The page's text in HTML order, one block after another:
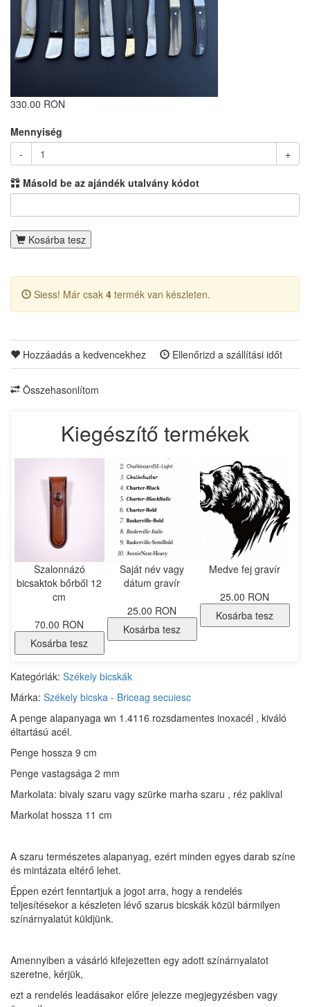
330.00 RON
Mennyiség
-
+
Másold be az ajándék utalvány kódot
Kosárba tesz
Siess! Már csak 4 termék van készleten.
Hozzáadás a kedvencekhez Ellenőrizd a szállítási időt
Összehasonlítom
Kiegészítő termékek
Szalonnázó
bicsaktok bőrből 12
cm
70.00 RON
Kosárba tesz
Saját név vagy
dátum gravír
25.00 RON
Kosárba tesz
Medve fej gravír
25.00 RON
Kosárba tesz
Kategóriák: Székely bicskák
Márka: Székely bicska - Briceag secuiesc
A penge alapanyaga wn 1.4116 rozsdamentes inoxacél , kiváló
éltartású acél.
Penge hossza 9 cm
Penge vastagsága 2 mm
Markolata: bivaly szaru vagy szürke marha szaru , réz paklival
Markolat hossza 11 cm
A szaru természetes alapanyag, ezért minden egyes darab színe
és mintázata eltérő lehet.
Éppen ezért fenntartjuk a jogot arra, hogy a rendelés
teljesítésekor a készleten lévő szarus bicskák közül bármilyen
színárnyalatút küldjünk.
Amennyiben a vásárló kifejezetten egy adott színárnyalatot
szeretne, kérjük,
ezt a rendelés leadásakor előre jelezze megjegyzésben vagy